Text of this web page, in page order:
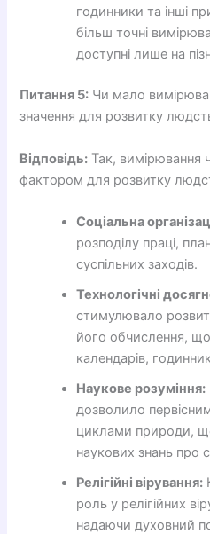
годинники та інші
більш точні
доступні лише на
Питання 5: Чи мало
значення для розвитку
Відповідь: Так, вимірювання
фактором для розвитку
Соціальна
розподілу праці,
суспільних заходів.
Технологічні
стимулювало
його обчислення,
календарів,
Наукове розуміння:
дозволило
циклами природи,
наукових знань про
Релігійні вірування:
роль у релігійних
надаючи духовний